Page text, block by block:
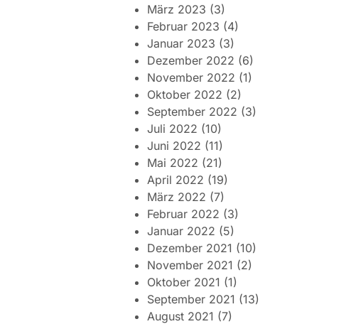
März 2023 (3)
Februar 2023 (4)
Januar 2023 (3)
Dezember 2022 (6)
November 2022 (1)
Oktober 2022 (2)
September 2022 (3)
Juli 2022 (10)
Juni 2022 (11)
Mai 2022 (21)
April 2022 (19)
März 2022 (7)
Februar 2022 (3)
Januar 2022 (5)
Dezember 2021 (10)
November 2021 (2)
Oktober 2021 (1)
September 2021 (13)
August 2021 (7)